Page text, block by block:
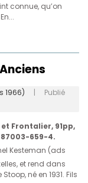
connue, qu’on
1966) | Publié
Frontalier, 91pp,
87003-659-4.
Kesteman (ads
et rend dans
né en 1931. Fils